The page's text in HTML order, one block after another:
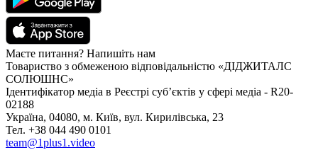
Маєте питання? Напишіть нам
Товариство з обмеженою відповідальністю «ДІДЖИТАЛС
СОЛЮШНС»
Ідентифікатор медіа в Реєстрі суб’єктів у сфері медіа - R20-
02188
Україна, 04080, м. Київ, вул. Кирилівська, 23
Тел. +38 044 490 0101
team@1plus1.video